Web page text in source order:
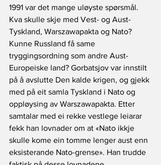
1991 var det mange uløyste spørsmål.
Kva skulle skje med Vest- og Aust-
Tyskland, Warszawapakta og Nato?
Kunne Russland få same
tryggingsordning som andre Aust-
Europeiske land? Gorbatsjov var innstilt
på å avslutte Den kalde krigen, og gjekk
med på eit samla Tyskland i Nato og
oppløysing av Warszawapakta. Etter
samtalar med ei rekke vestlege leiarar
fekk han lovnader om at «Nato ikkje
skulle kome ein tomme lenger aust enn
eksisterande Nato-grense». Han trudde